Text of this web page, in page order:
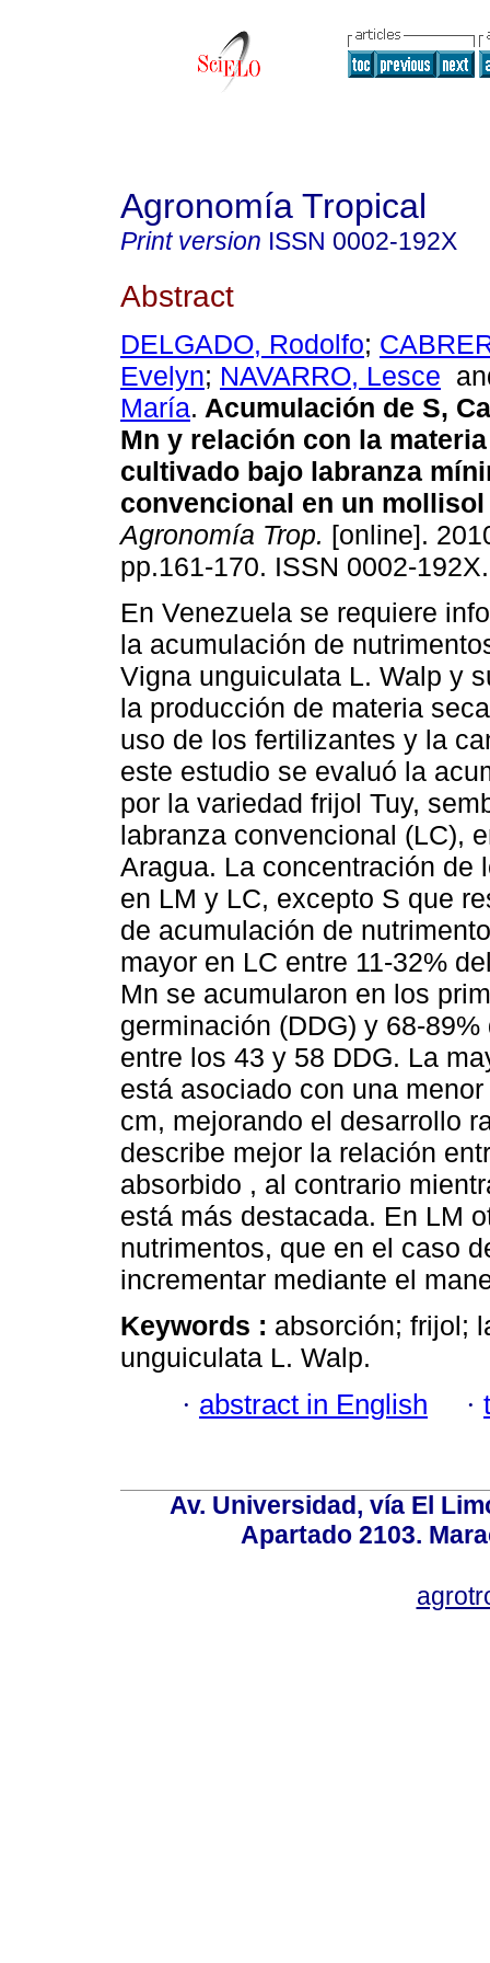
Agronomía Tropical
Print version ISSN 0002-192X
Abstract
DELGADO, Rodolfo;
Evelyn; NAVARRO, Lesce
María. Acumulación de S,
Mn y relación con la
cultivado bajo labranza
convencional en un mollisol
Agronomía Trop. [online].
pp.161-170. ISSN 0002-192X.
En Venezuela se requiere
la acumulación de
Vigna unguiculata L. Walp y
la producción de materia
uso de los fertilizantes y la
este estudio se evaluó la
por la variedad frijol Tuy,
labranza convencional (LC),
Aragua. La concentración de
en LM y LC, excepto S que
de acumulación de
mayor en LC entre 11-32%
Mn se acumularon en los
germinación (DDG) y 68-
entre los 43 y 58 DDG. La
está asociado con una
cm, mejorando el desarrollo
describe mejor la relación
absorbido , al contrario
está más destacada. En LM
nutrimentos, que en el caso
incrementar mediante el
Keywords : absorción; frijol;
unguiculata L. Walp.
· abstract in English ·
Av. Universidad, vía El
Apartado 2103.